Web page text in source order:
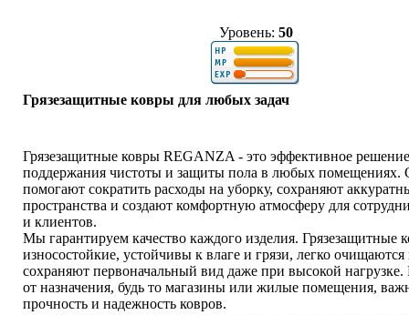
Уровень: 50
Грязезащитные ковры для любых задач
Грязезащитные ковры REGANZA - это эффективное
поддержания чистоты и защиты пола в любых помещениях.
помогают сократить расходы на уборку, сохраняют
пространства и создают комфортную атмосферу для
и клиентов.
Мы гарантируем качество каждого изделия. Грязезащитные
износостойкие, устойчивы к влаге и грязи, легко очищаются
сохраняют первоначальный вид даже при высокой
от назначения, будь то магазины или жилые помещения,
прочность и надежность ковров.